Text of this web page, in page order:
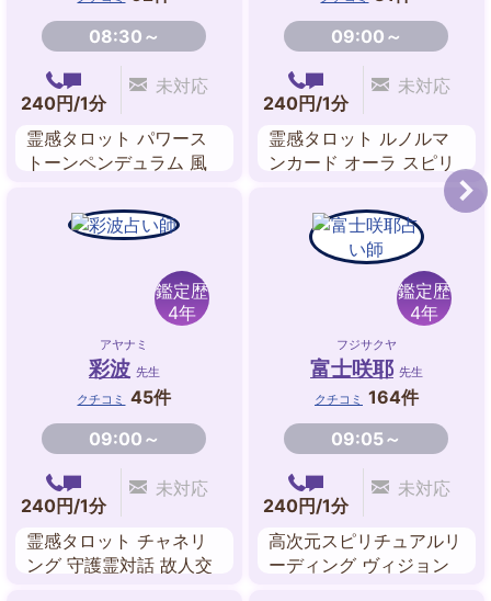
08:30～
240円/1分
未対応
霊感タロット パワース
トーンペンデュラム 風
09:00～
240円/1分
未対応
霊感タロット ルノルマ
ンカード オーラ スピリ
チュアルヒーリング チ
ャネリング
鑑定歴
4年
アヤナミ
彩波 先生
クチコミ
45件
09:00～
240円/1分
未対応
霊感タロット チャネリ
ング 守護霊対話 故人交
鑑定歴
4年
フジサクヤ
富士咲耶 先生
クチコミ 164件
09:05～
240円/1分
未対応
高次元スピリチュアルリ
ーディング ヴィジョン